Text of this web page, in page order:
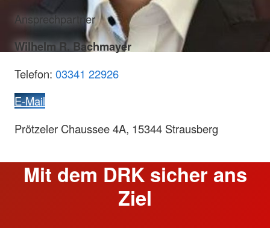
Ansprechpartner
Wilhelm R. Bachmayer
Telefon: 03341 22926
E-Mail
Prötzeler Chaussee 4A, 15344 Strausberg
Mit dem DRK sicher ans
Ziel